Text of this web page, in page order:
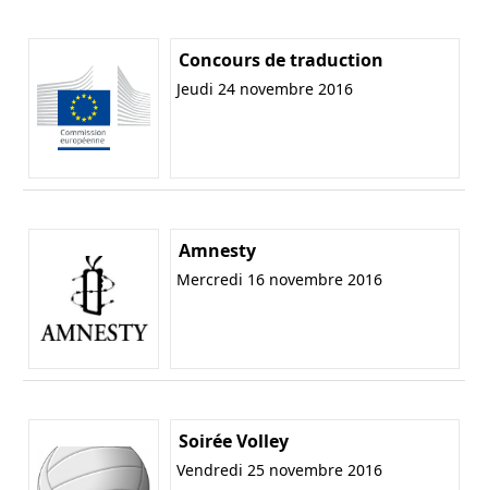
Concours de traduction
Jeudi 24 novembre 2016
Amnesty
Mercredi 16 novembre 2016
Soirée Volley
Vendredi 25 novembre 2016